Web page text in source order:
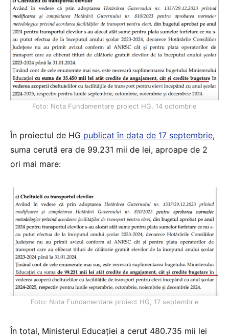
Foto: Nota Fundamentare proiect HG, 14 octombrie
În proiectul de HG publicat în data de 17 septembrie,
suma cerută era de 99.231 mii de lei, aproape de 2
ori mai mare:
Foto: Nota Fundamentare proiect HG, 17 septembrie
În total, Ministerul Educației a cerut 480.735 mii lei